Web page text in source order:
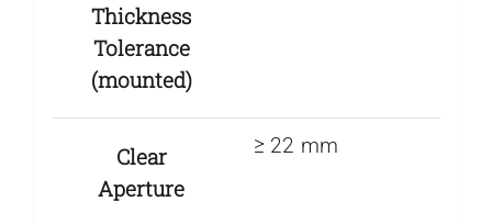
Thickness
Tolerance
(mounted)
Clear
Aperture
≥ 22 mm